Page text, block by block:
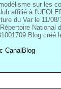
sur les
affilié à
du Var le 11/
National
Blog créé
CanalBlog